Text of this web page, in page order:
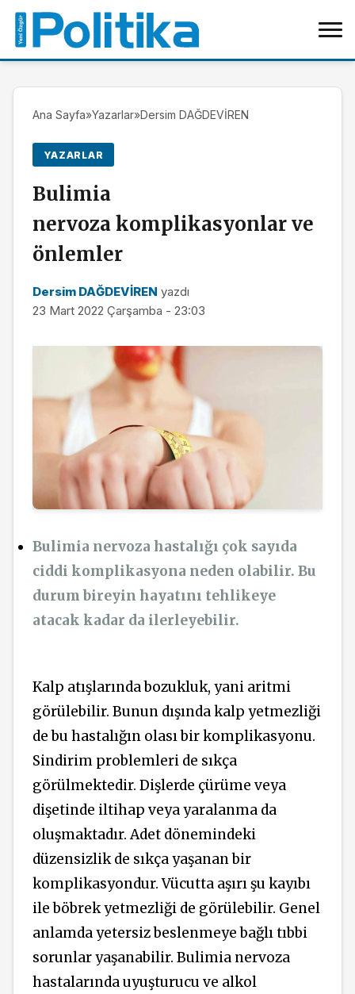
Ana Sayfa»Yazarlar»Dersim DAĞDEVİREN
YAZARLAR
Bulimia
nervoza komplikasyonlar ve
önlemler
Dersim DAĞDEVİREN yazdı
23 Mart 2022 Çarşamba - 23:03
Bulimia nervoza hastalığı çok sayıda
ciddi komplikasyona neden olabilir. Bu
durum bireyin hayatını tehlikeye
atacak kadar da ilerleyebilir.
Kalp atışlarında bozukluk, yani aritmi
görülebilir. Bunun dışında kalp yetmezliği
de bu hastalığın olası bir komplikasyonu.
Sindirim problemleri de sıkça
görülmektedir. Dişlerde çürüme veya
dişetinde iltihap veya yaralanma da
oluşmaktadır. Adet dönemindeki
düzensizlik de sıkça yaşanan bir
komplikasyondur. Vücutta aşırı şu kayıbı
ile böbrek yetmezliği de görülebilir. Genel
anlamda yetersiz beslenmeye bağlı tıbbi
sorunlar yaşanabilir. Bulimia nervoza
hastalarında uyuşturucu ve alkol